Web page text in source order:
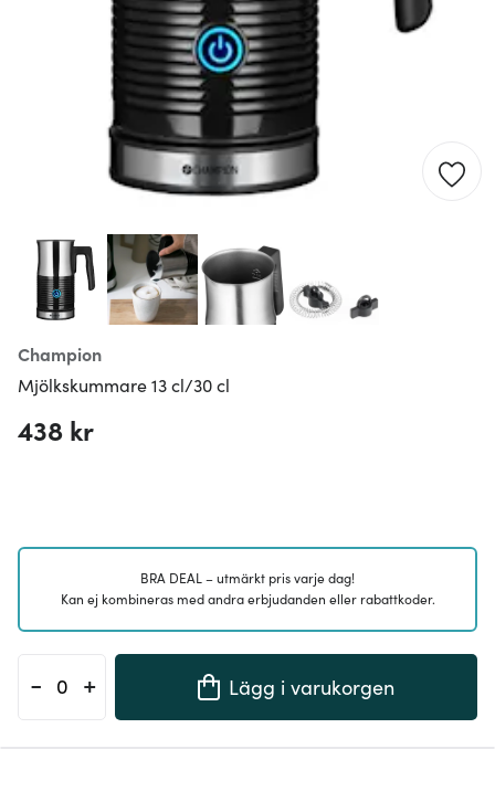
Champion
Mjölkskummare 13 cl/30 cl
438 kr
BRA DEAL – utmärkt pris varje dag!
Kan ej kombineras med andra erbjudanden eller rabattkoder.
- + Lägg i varukorgen